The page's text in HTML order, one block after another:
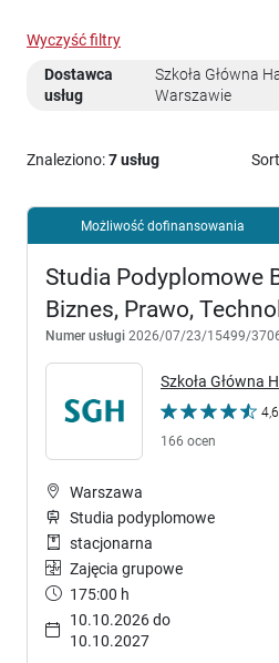
Wyczyść filtry
Dostawca
usług
Szkoła Główna
Warszawie
Znaleziono:7 usług
Możliwość dofinansowania
Studia Podyplomowe
Biznes, Prawo,
Numer usługi 2026/07/23/15499/
Szkoła Główna
166 ocen
Warszawa
Studia podyplomowe
stacjonarna
Zajęcia grupowe
175:00 h
10.10.2026 do
10.10.2027